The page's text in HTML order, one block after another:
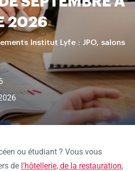
2026
Institut Lyfe : JPO, salons
ou étudiant ? Vous vous
de l’hôtellerie, de la restauration,